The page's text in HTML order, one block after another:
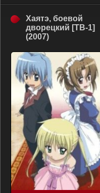
Хаятэ, боевой
дворецкий [ТВ-1]
(2007)